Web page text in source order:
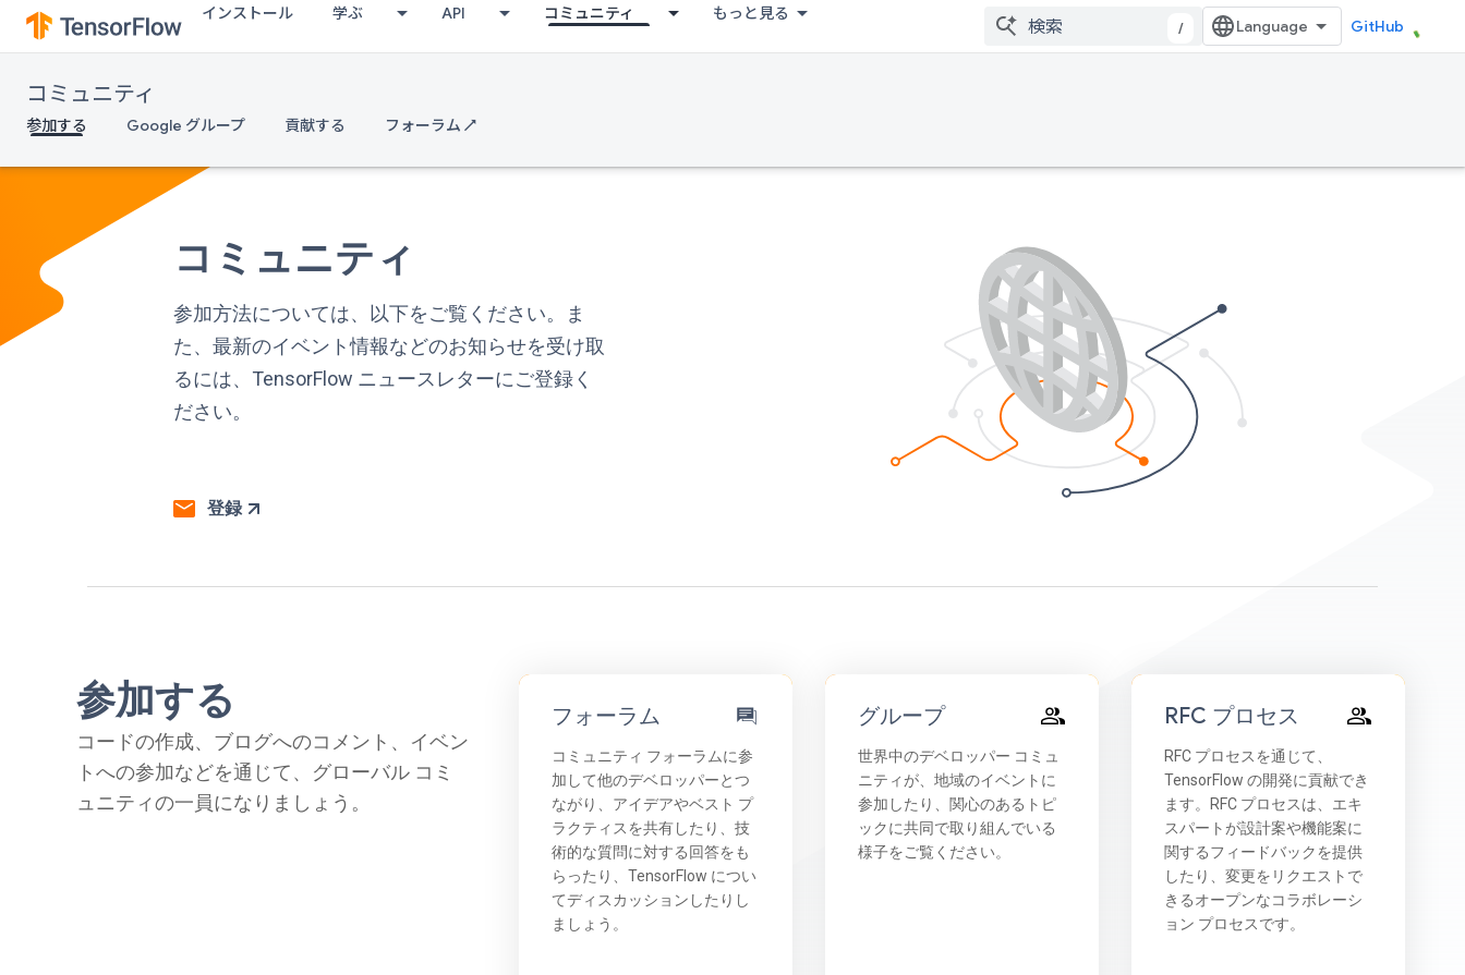
インストール 学ぶ API コミュニティ もっと見る
/ GitHub
コミュニティ
参加する Google グループ 貢献する フォーラム ↗
コミュニティ
参加方法については、以下をご覧ください。ま
た、最新のイベント情報などのお知らせを受け取
るには、TensorFlow ニュースレターにご登録く
ださい。
登録
参加する
コードの作成、ブログへのコメント、イベン
トへの参加などを通じて、グローバル コミ
ュニティの一員になりましょう。
フォーラム
コミュニティ フォーラムに参
加して他のデベロッパーとつ
ながり、アイデアやベスト プ
ラクティスを共有したり、技
術的な質問に対する回答をも
らったり、TensorFlow につい
てディスカッションしたりし
ましょう。
グループ
世界中のデベロッパー コミュ
ニティが、地域のイベントに
参加したり、関心のあるトピ
ックに共同で取り組んでいる
様子をご覧ください。
RFC プロセス
RFC プロセスを通じて、
TensorFlow の開発に貢献でき
ます。RFC プロセスは、エキ
スパートが設計案や機能案に
関するフィードバックを提供
したり、変更をリクエストで
きるオープンなコラボレーシ
ョン プロセスです。